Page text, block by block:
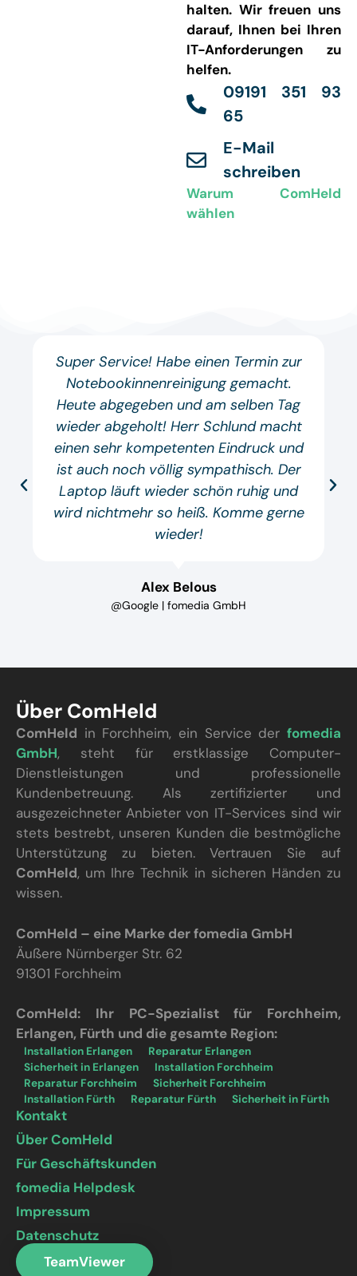
halten. Wir freuen uns
darauf, Ihnen bei Ihren
IT-Anforderungen zu
helfen.
09191 351 93
65
E-Mail
schreiben
Warum ComHeld
wählen
Super Service! Habe einen Termin zur
Notebookinnenreinigung gemacht.
Heute abgegeben und am selben Tag
wieder abgeholt! Herr Schlund macht
einen sehr kompetenten Eindruck und
ist auch noch völlig sympathisch. Der
Laptop läuft wieder schön ruhig und
wird nichtmehr so heiß. Komme gerne
wieder!
Alex Belous
@Google | fomedia GmbH
Über ComHeld
ComHeld in Forchheim, ein Service der fomedia
GmbH, steht für erstklassige Computer-
Dienstleistungen und professionelle
Kundenbetreuung. Als zertifizierter und
ausgezeichneter Anbieter von IT-Services sind wir
stets bestrebt, unseren Kunden die bestmögliche
Unterstützung zu bieten. Vertrauen Sie auf
ComHeld, um Ihre Technik in sicheren Händen zu
wissen.
ComHeld – eine Marke der fomedia GmbH
Äußere Nürnberger Str. 62
91301 Forchheim
ComHeld: Ihr PC-Spezialist für Forchheim,
Erlangen, Fürth und die gesamte Region:
Installation Erlangen
Reparatur Erlangen
Sicherheit in Erlangen
Installation Forchheim
Reparatur Forchheim
Sicherheit Forchheim
Installation Fürth
Reparatur Fürth Sicherheit in Fürth
Kontakt
Über ComHeld
Für Geschäftskunden
fomedia Helpdesk
Impressum
Datenschutz
TeamViewer